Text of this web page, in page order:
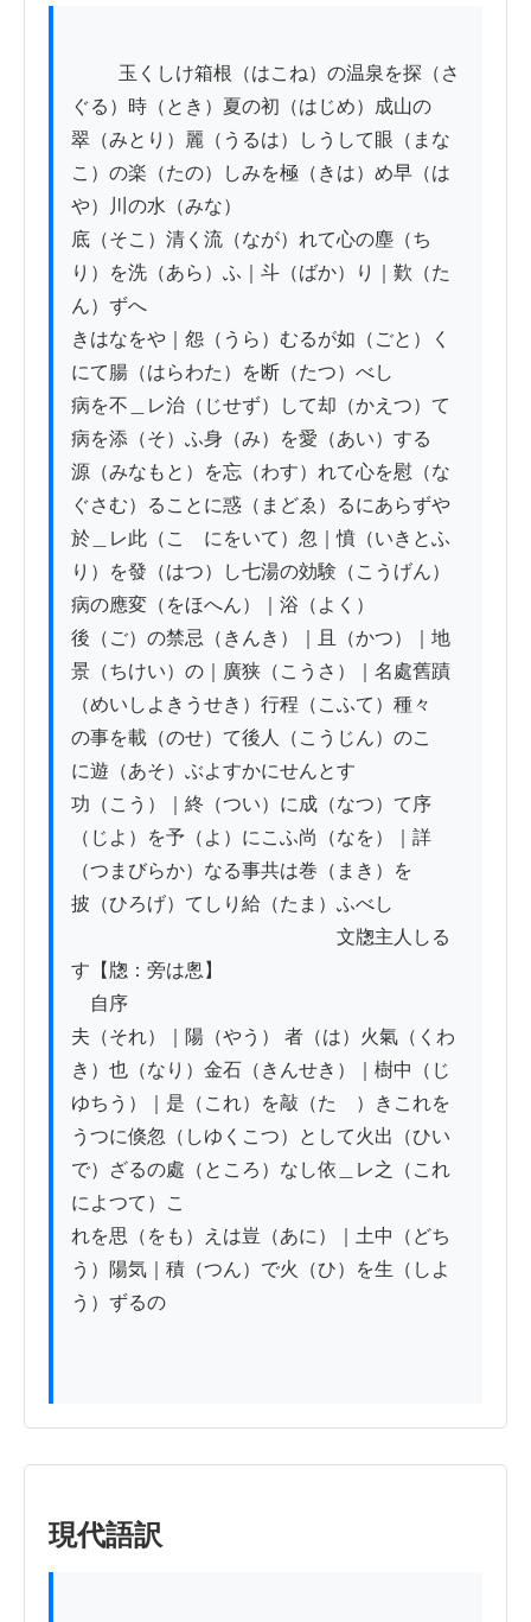
ぐる）時（とき）夏の初（はじめ）成山の
翠（みとり）麗（うるは）しうして眼（まな
こ）の楽（たの）しみを極（きは）め早（は
や）川の水（みな）
底（そこ）清く流（なが）れて心の塵（ち
り）を洗（あら）ふ｜斗（ばか）り｜歎（た
ん）ずへ
きはなをや｜怨（うら）むるが如（ごと）く
にて腸（はらわた）を断（たつ）べし
病を不＿レ治（じせず）して却（かえつ）て
病を添（そ）ふ身（み）を愛（あい）する
源（みなもと）を忘（わす）れて心を慰（な
ぐさむ）ることに惑（まどゑ）るにあらずや
於＿レ此（こゝにをいて）忽｜憤（いきとふ
り）を發（はつ）し七湯の効験（こうげん）
病の應変（をほへん）｜浴（よく）
後（ご）の禁忌（きんき）｜且（かつ）｜地
景（ちけい）の｜廣狭（こうさ）｜名處舊蹟
（めいしよきうせき）行程（こふて）種々
の事を載（のせ）て後人（こうじん）のこゝ
に遊（あそ）ぶよすかにせんとす
功（こう）｜終（つい）に成（なつ）て序
（じよ）を予（よ）にこふ尚（なを）｜詳
（つまびらか）なる事共は巻（まき）を
披（ひろげ）てしり給（たま）ふべし
文牎主人しる
す【牎：旁は悤】
自序
夫（それ）｜陽（やう） 者（は）火氣（くわ
き）也（なり）金石（きんせき）｜樹中（じ
ゆちう）｜是（これ）を敲（たゝ）きこれを
うつに倏忽（しゆくこつ）として火出（ひい
で）ざるの處（ところ）なし依＿レ之（これ
によつて）こ
れを思（をも）えは豈（あに）｜土中（どち
う）陽気｜積（つん）で火（ひ）を生（しよ
う）ずるの
現代語訳